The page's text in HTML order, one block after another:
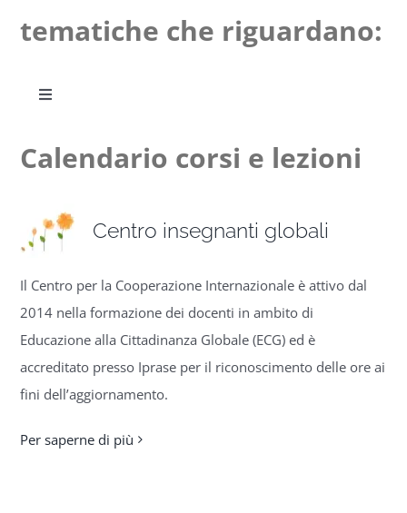
tematiche che riguardano:
Toggle
Educazione cittadinanza globale
Interculturalità
Media
Calendario corsi e lezioni
Centro insegnanti globali
Il Centro per la Cooperazione Internazionale è attivo dal
2014 nella formazione dei docenti in ambito di
Educazione alla Cittadinanza Globale (ECG) ed è
accreditato presso Iprase per il riconoscimento delle ore ai
fini dell’aggiornamento.
Per saperne di più